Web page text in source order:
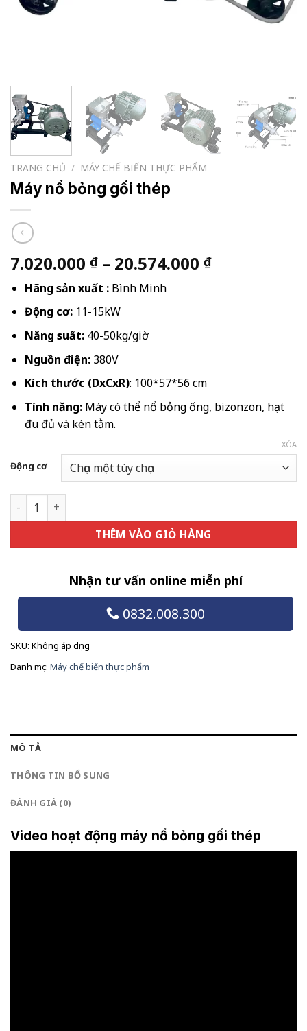
TRANG CHỦ / MÁY CHẾ BIẾN THỰC PHẨM
Máy nổ bỏng gối thép
7.020.000 ₫ – 20.574.000 ₫Khoảng
Hãng sản xuất :Bình Minh
Động cơ:11-15kW
Năng suất:40-50kg/giờ
Nguồn điện:380V
Kích thước (DxCxR): 100*57*56 cm
Tính năng:Máy có thể nổ bỏng ống, bizonzon, hạt
đu đủ và kén tằm.
Động cơ
XÓA
Máy nổ bỏng gối thép số lượng
THÊM VÀO GIỎ HÀNG
Nhận tư vấn online miễn phí
0832.008.300
SKU: Không áp dụng
Danh mục: Máy chế biến thực phẩm
MÔ TẢ
THÔNG TIN BỔ SUNG
ĐÁNH GIÁ (0)
Video hoạt động máy nổ bỏng gối thép